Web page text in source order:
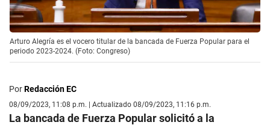
Arturo Alegría es el vocero titular de la bancada de Fuerza Popular para el
periodo 2023-2024. (Foto: Congreso)
PorRedacción EC
08/09/2023, 11:08 p.m. | Actualizado 08/09/2023, 11:16 p.m.
La bancada de Fuerza Popular solicitó a la